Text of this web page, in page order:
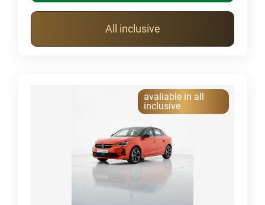
All inclusive
avaliable in all
inclusive